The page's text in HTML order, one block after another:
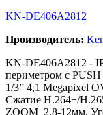
KN-DE406A2812
Производитель:
KN-DE406A2812 -
периметром с
1/3” 4,1 Megapixel
Сжатие H.264+/
ZOOM 2,8-12мм,